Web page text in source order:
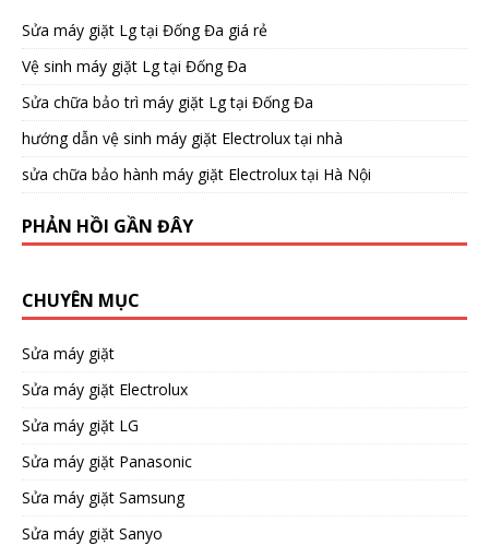
Sửa máy giặt Lg tại Đống Đa giá rẻ
Vệ sinh máy giặt Lg tại Đống Đa
Sửa chữa bảo trì máy giặt Lg tại Đống Đa
hướng dẫn vệ sinh máy giặt Electrolux tại nhà
sửa chữa bảo hành máy giặt Electrolux tại Hà Nội
PHẢN HỒI GẦN ĐÂY
CHUYÊN MỤC
Sửa máy giặt
Sửa máy giặt Electrolux
Sửa máy giặt LG
Sửa máy giặt Panasonic
Sửa máy giặt Samsung
Sửa máy giặt Sanyo